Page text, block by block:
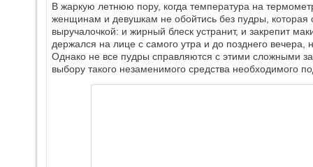
В жаркую летнюю пору, когда температура на
женщинам и девушкам не обойтись без пудры, которая
выручалочкой: и жирный блеск устранит, и закрепит
держался на лице с самого утра и до позднего
Однако не все пудры справляются с этими сложными
выбору такого незаменимого средства необходимого